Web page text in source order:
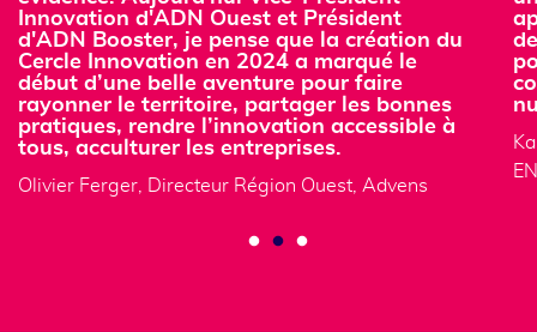
Innovation d'ADN Ouest et Président
d'ADN Booster, je pense que la création du
Cercle Innovation en 2024 a marqué le
début d’une belle aventure pour faire
rayonner le territoire, partager les bonnes
pratiques, rendre l’innovation accessible à
tous, acculturer les entreprises.
Olivier Ferger, Directeur Région Ouest, Advens